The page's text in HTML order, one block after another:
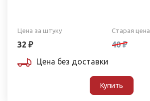
Цена за штуку
32 ₽
Старая цена
40 ₽
Цена без доставки
Купить